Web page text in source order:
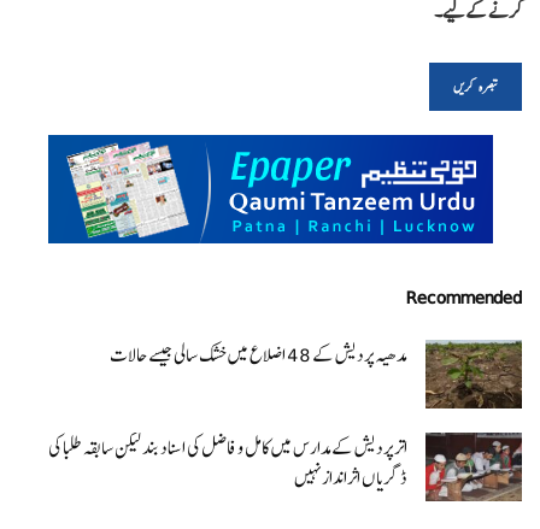
کرنے کےلیے۔
Recommended
مدھیہ پردیش کے 48 اضلاع میں خشک سالی جیسے حالات
اتر پردیش کےمدارس میں کامل و فاضل کی اسناد بند لیکن سابقہ طلبا کی
ڈگریا ں اثرانداز نہیں